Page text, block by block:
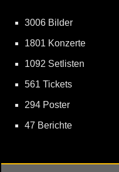
3006 Bilder
1801 Konzerte
1092 Setlisten
561 Tickets
294 Poster
47 Berichte